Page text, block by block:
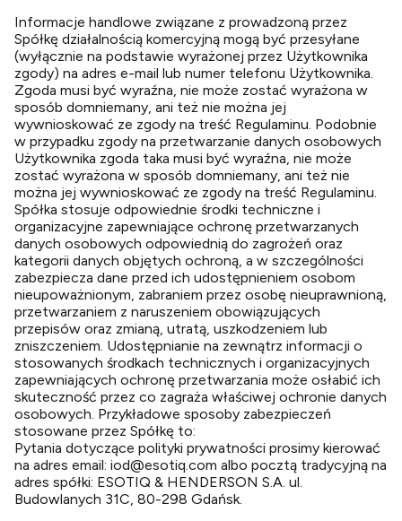
Informacje handlowe związane z prowadzoną przez
Spółkę działalnością komercyjną mogą być przesyłane
(wyłącznie na podstawie wyrażonej przez Użytkownika
zgody) na adres e-mail lub numer telefonu Użytkownika.
Zgoda musi być wyraźna, nie może zostać wyrażona w
sposób domniemany, ani też nie można jej
wywnioskować ze zgody na treść Regulaminu. Podobnie
w przypadku zgody na przetwarzanie danych osobowych
Użytkownika zgoda taka musi być wyraźna, nie może
zostać wyrażona w sposób domniemany, ani też nie
można jej wywnioskować ze zgody na treść Regulaminu.
Spółka stosuje odpowiednie środki techniczne i
organizacyjne zapewniające ochronę przetwarzanych
danych osobowych odpowiednią do zagrożeń oraz
kategorii danych objętych ochroną, a w szczególności
zabezpiecza dane przed ich udostępnieniem osobom
nieupoważnionym, zabraniem przez osobę nieuprawnioną,
przetwarzaniem z naruszeniem obowiązujących
przepisów oraz zmianą, utratą, uszkodzeniem lub
zniszczeniem. Udostępnianie na zewnątrz informacji o
stosowanych środkach technicznych i organizacyjnych
zapewniających ochronę przetwarzania może osłabić ich
skuteczność przez co zagraża właściwej ochronie danych
osobowych. Przykładowe sposoby zabezpieczeń
stosowane przez Spółkę to:
Pytania dotyczące polityki prywatności prosimy kierować
na adres email: iod@esotiq.com albo pocztą tradycyjną na
adres spółki: ESOTIQ & HENDERSON S.A. ul.
Budowlanych 31C, 80-298 Gdańsk.